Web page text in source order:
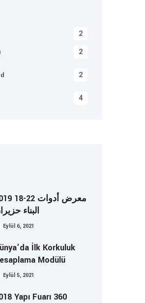
2
2
2
4
2019 18-22 معرض
البناء
Eylül 6, 2021
İlk Korkuluk
Modülü
Eylül 5, 2021
Yapı Fuarı 360